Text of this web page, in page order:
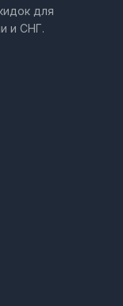
для
и СНГ.